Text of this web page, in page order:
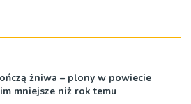
żniwa – plony w powiecie
mniejsze niż rok temu